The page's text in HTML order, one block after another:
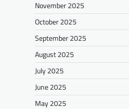
November 2025
October 2025
September 2025
August 2025
July 2025
June 2025
May 2025